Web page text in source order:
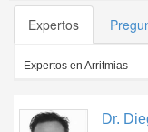
Expertos
Expertos en Arritmias
Dr.